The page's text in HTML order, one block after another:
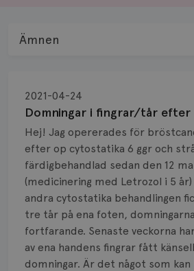
Domningar i fingrar/tår efter
2021-04-24
Hej! Jag opererades för
efter op cytostatika 6 ggr och
färdigbehandlad sedan den 12
(medicinering med Letrozol i 5
andra cytostatika behandlingen
tre tår på ena foten,
fortfarande. Senaste veckorna
av ena handens fingrar fått
domningar. Är det något som
Ämnen
Biopsi
Biverkningar
Bröstvårta
Knöl
Läkemedel
Typ av bröstcancer